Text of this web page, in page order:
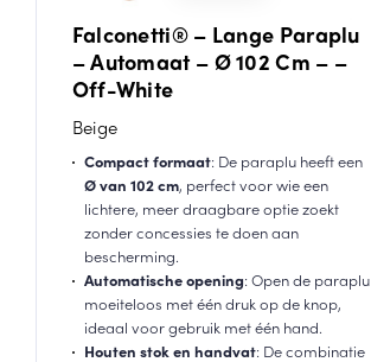
Falconetti® – Lange Paraplu
– Automaat – Ø 102 Cm – –
Off-White
Beige
Compact formaat: De paraplu heeft een
Ø van 102 cm, perfect voor wie een
lichtere, meer draagbare optie zoekt
zonder concessies te doen aan
bescherming.
Automatische opening: Open de paraplu
moeiteloos met één druk op de knop,
ideaal voor gebruik met één hand.
Houten stok en handvat: De combinatie